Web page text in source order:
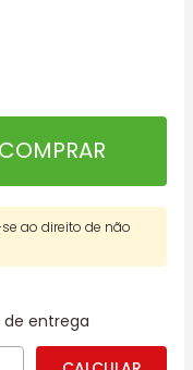
COMPRAR
ao direito de não
de entrega